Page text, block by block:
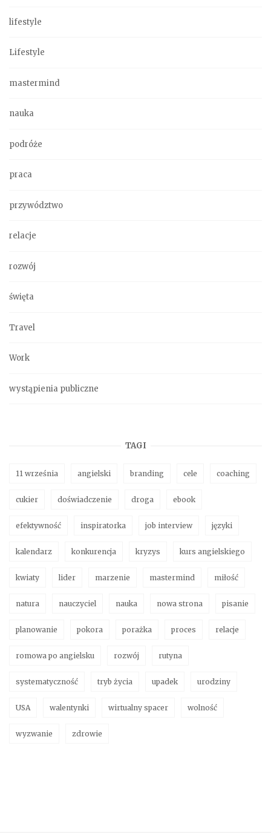
lifestyle
Lifestyle
mastermind
nauka
podróże
praca
przywództwo
relacje
rozwój
święta
Travel
Work
wystąpienia publiczne
TAGI
11 września angielski branding cele coaching
cukier doświadczenie droga ebook
efektywność inspiratorka job interview języki
kalendarz konkurencja kryzys kurs angielskiego
kwiaty lider marzenie mastermind miłość
natura nauczyciel nauka nowa strona pisanie
planowanie pokora porażka proces relacje
romowa po angielsku rozwój rutyna
systematyczność tryb życia upadek urodziny
USA walentynki wirtualny spacer wolność
wyzwanie zdrowie